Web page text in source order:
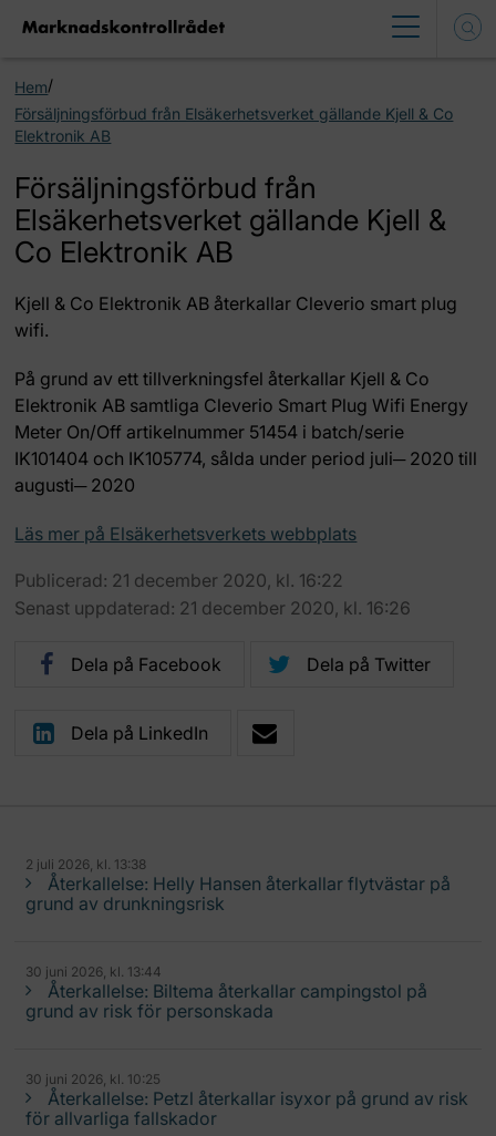
Hem/
Försäljningsförbud från Elsäkerhetsverket gällande Kjell & Co
Elektronik AB
Försäljningsförbud från
Elsäkerhetsverket gällande Kjell &
Co Elektronik AB
Kjell & Co Elektronik AB återkallar Cleverio smart plug
wifi.
På grund av ett tillverkningsfel återkallar Kjell & Co
Elektronik AB samtliga Cleverio Smart Plug Wifi Energy
Meter On/Off artikelnummer 51454 i batch/serie
IK101404 och IK105774, sålda under period juli─ 2020 till
augusti─ 2020
Läs mer på Elsäkerhetsverkets webbplats
Publicerad: 21 december 2020, kl. 16:22
Senast uppdaterad: 21 december 2020, kl. 16:26
Dela på Facebook Dela på Twitter
Dela på LinkedIn
2 juli 2026, kl. 13:38
Återkallelse: Helly Hansen återkallar flytvästar på
grund av drunkningsrisk
30 juni 2026, kl. 13:44
Återkallelse: Biltema återkallar campingstol på
grund av risk för personskada
30 juni 2026, kl. 10:25
Återkallelse: Petzl återkallar isyxor på grund av risk
för allvarliga fallskador